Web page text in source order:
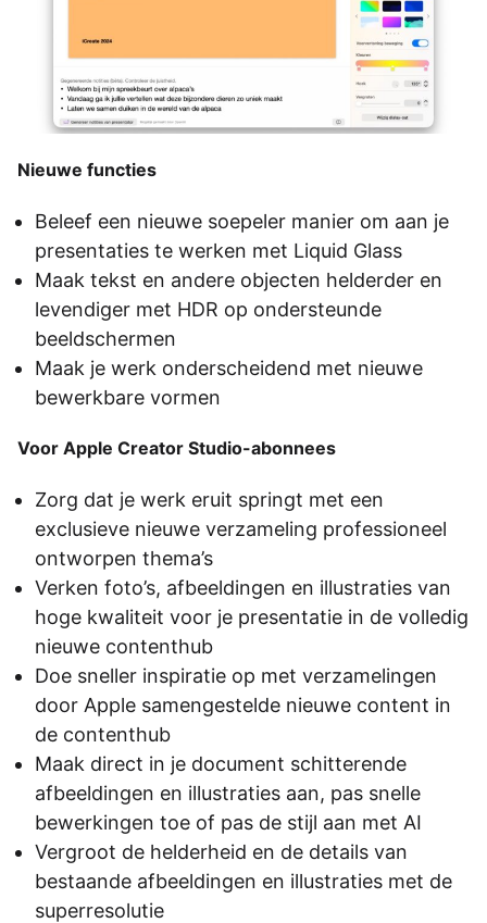
Nieuwe functies
Beleef een nieuwe soepeler manier om aan je
presentaties te werken met Liquid Glass
Maak tekst en andere objecten helderder en
levendiger met HDR op ondersteunde
beeldschermen
Maak je werk onderscheidend met nieuwe
bewerkbare vormen
Voor Apple Creator Studio-abonnees
Zorg dat je werk eruit springt met een
exclusieve nieuwe verzameling professioneel
ontworpen thema’s
Verken foto’s, afbeeldingen en illustraties van
hoge kwaliteit voor je presentatie in de volledig
nieuwe contenthub
Doe sneller inspiratie op met verzamelingen
door Apple samengestelde nieuwe content in
de contenthub
Maak direct in je document schitterende
afbeeldingen en illustraties aan, pas snelle
bewerkingen toe of pas de stijl aan met AI
Vergroot de helderheid en de details van
bestaande afbeeldingen en illustraties met de
superresolutie